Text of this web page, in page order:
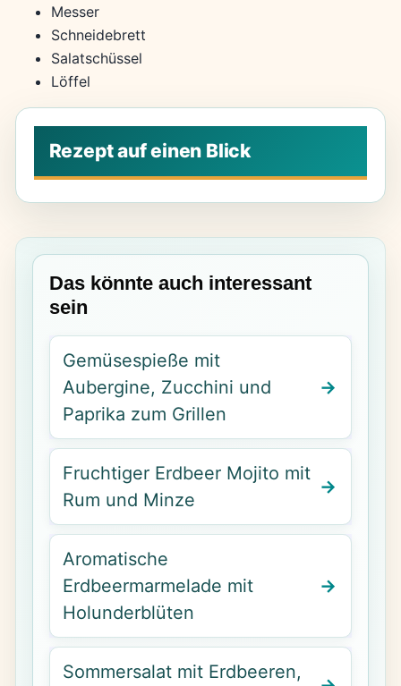
Messer
Schneidebrett
Salatschüssel
Löffel
Das könnte auch interessant
sein
Gemüsespieße mit
Aubergine, Zucchini und
Paprika zum Grillen
Fruchtiger Erdbeer Mojito mit
Rum und Minze
Aromatische
Erdbeermarmelade mit
Holunderblüten
Sommersalat mit Erdbeeren,